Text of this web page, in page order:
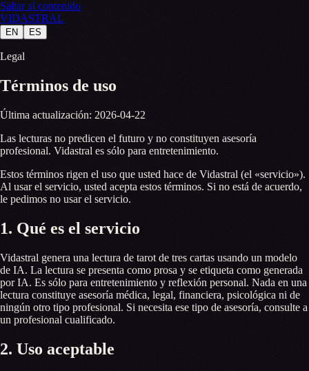
Saltar al contenido
VIDASTRAL
EN ES
Legal
Términos de uso
Última actualización: 2026-04-22
Las lecturas no predicen el futuro y no constituyen asesoría
profesional. Vidastral es sólo para entretenimiento.
Estos términos rigen el uso que usted hace de Vidastral (el «servicio»).
Al usar el servicio, usted acepta estos términos. Si no está de acuerdo,
le pedimos no usar el servicio.
1. Qué es el servicio
Vidastral genera una lectura de tarot de tres cartas usando un modelo
de IA. La lectura se presenta como prosa y se etiqueta como generada
por IA. Es sólo para entretenimiento y reflexión personal. Nada en una
lectura constituye asesoría médica, legal, financiera, psicológica ni de
ningún otro tipo profesional. Si necesita ese tipo de asesoría, consulte a
un profesional cualificado.
2. Uso aceptable